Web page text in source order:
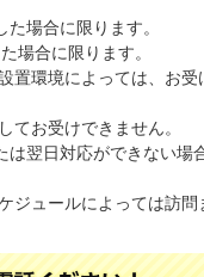
場合に限ります。
場合に限ります。
置環境によっては、お受
てお受けできません。
は翌日対応ができない場
ジュールによっては訪問